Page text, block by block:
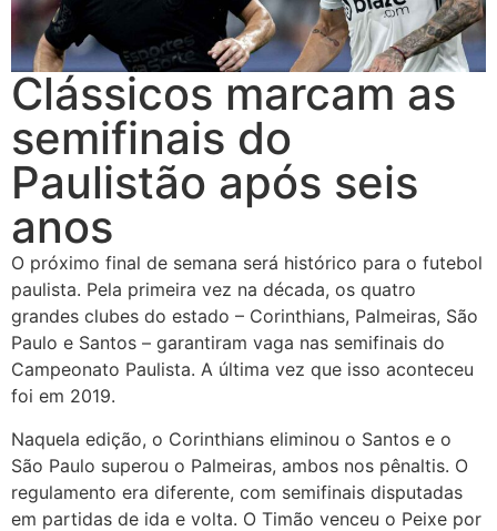
Clássicos marcam as
semifinais do
Paulistão após seis
anos
O próximo final de semana será histórico para o futebol
paulista. Pela primeira vez na década, os quatro
grandes clubes do estado – Corinthians, Palmeiras, São
Paulo e Santos – garantiram vaga nas semifinais do
Campeonato Paulista. A última vez que isso aconteceu
foi em 2019.
Naquela edição, o Corinthians eliminou o Santos e o
São Paulo superou o Palmeiras, ambos nos pênaltis. O
regulamento era diferente, com semifinais disputadas
em partidas de ida e volta. O Timão venceu o Peixe por